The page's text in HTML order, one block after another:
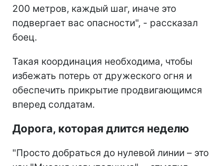
200 метров, каждый шаг, иначе это
подвергает вас опасности", - рассказал
боец.
Такая координация необходима, чтобы
избежать потерь от дружеского огня и
обеспечить прикрытие продвигающимся
вперед солдатам.
Дорога, которая длится неделю
"Просто добраться до нулевой линии – это